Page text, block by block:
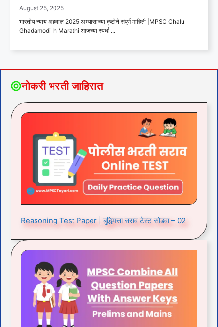
August 25, 2025
भारतीय न्याय अहवाल 2025 अभ्यासाच्या दृष्टीने संपूर्ण माहिती |MPSC Chalu
Ghadamodi In Marathi आजच्या स्पर्धा ...
नोकरी भरती जाहिरात
Reasoning Test Paper | बुद्धिमत्ता सराव टेस्ट सोडवा – 02